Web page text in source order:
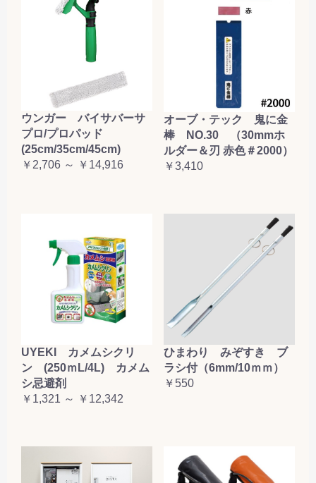
ウンガー バイサバーサ
プロ/プロパッド
(25cm/35cm/45cm)
￥2,706 ～ ￥14,916
オーブ・テック 鬼に金
棒 NO.30 （30mmホ
ルダー＆刃 赤色＃2000）
￥3,410
UYEKI カメムシクリ
ン (250ｍL/4L) カメム
シ忌避剤
￥1,321 ～ ￥12,342
ひまわり みぞすき ブ
ラシ付（6mm/10ｍｍ）
￥550